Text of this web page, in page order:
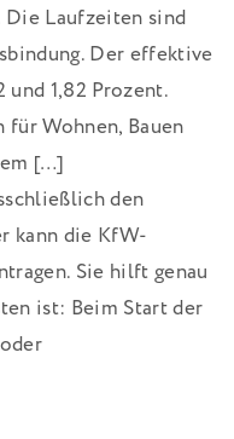
Die Laufzeiten sind
Der effektive
und 1,82 Prozent.
Wohnen, Bauen
[…]
den
kann die KfW-
Sie hilft genau
ist: Beim Start der